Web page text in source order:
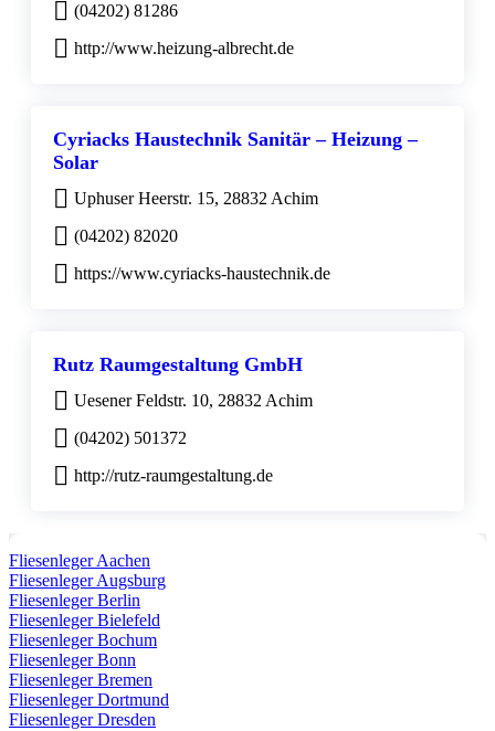
(04202) 81286
http://www.heizung-albrecht.de
Cyriacks Haustechnik Sanitär – Heizung –
Solar
Uphuser Heerstr. 15, 28832 Achim
(04202) 82020
https://www.cyriacks-haustechnik.de
Rutz Raumgestaltung GmbH
Uesener Feldstr. 10, 28832 Achim
(04202) 501372
http://rutz-raumgestaltung.de
Fliesenleger Aachen
Fliesenleger Augsburg
Fliesenleger Berlin
Fliesenleger Bielefeld
Fliesenleger Bochum
Fliesenleger Bonn
Fliesenleger Bremen
Fliesenleger Dortmund
Fliesenleger Dresden